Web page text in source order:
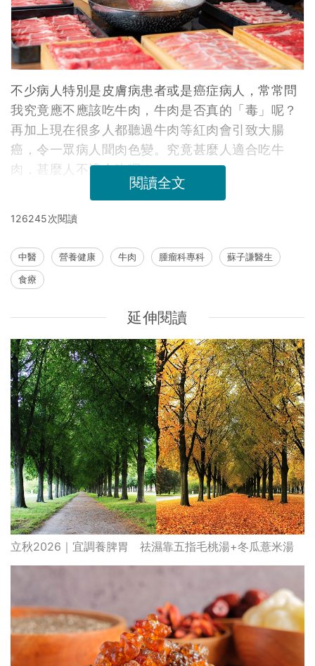
不少病人特別是皮膚病患者或是癌症病人，常常問
我究竟應不應該吃牛肉，牛肉是否真的「毒」呢？
再加上現在很多人都聽過牛肉等紅肉會引致大腸
癌，令一眾病人聞肉色變。究竟甚麼人適合吃牛
肉，甚麼人不適合吃呢？
閱讀全文
126245次閱讀
中醫 營養健康 牛肉 腫瘤科專科
蘇子謙醫生
食療
延伸閱讀
立秋2026｜宜調養脾胃 祛濕靠五指毛桃湯+冬瓜薏米湯